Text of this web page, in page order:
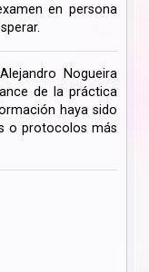
en persona
Nogueira
de la práctica
haya sido
o protocolos más